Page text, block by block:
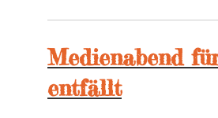
Medienabend
entfällt